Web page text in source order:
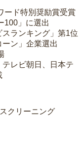
ド特別奨励賞受賞
100」に選出
ランキング」第1位
ン」企業選出
レビ朝日、日本テ
クリーニング